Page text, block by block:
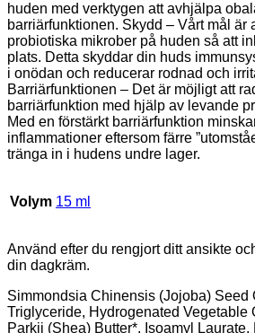
huden med verktygen att avhjälpa
barriärfunktionen. Skydd – Vårt mål är
probiotiska mikrober på huden så att
plats. Detta skyddar din huds
i onödan och reducerar rodnad och
Barriärfunktionen – Det är möjligt att
barriärfunktion med hjälp av levande
Med en förstärkt barriärfunktion
inflammationer eftersom färre
tränga in i hudens undre lager.
Volym 15 ml
Använd efter du rengjort ditt ansikte
din dagkräm.
Simmondsia Chinensis (Jojoba) Seed
Triglyceride, Hydrogenated Vegetable
Parkii (Shea) Butter*, Isoamyl Laurate,